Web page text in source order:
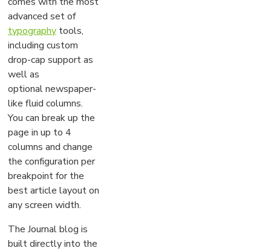
advanced set of
typography tools,
including custom
drop-cap support as
well as
optional newspaper-
like fluid columns.
You can break up the
page in up to 4
columns and change
the configuration per
breakpoint for the
best article layout on
any screen width.
The Journal blog is
built directly into the